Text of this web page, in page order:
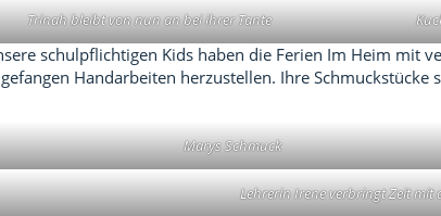
Trinah bleibt von nun an bei ihrer Tante
schulpflichtigen Kids haben die Ferien Im Heim mit
Handarbeiten herzustellen. Ihre Schmuckstücke
Marys Schmuck
Lehrerin Irene verbringt Zeit